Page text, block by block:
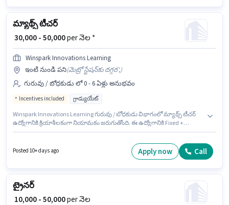
మ్యాథ్స్ టీచర్
₹ 30,000 - 50,000per నెల *
Winspark Innovations Learning
ఇంటి నుండి పని(మెట్రో స్టేషన్‌కు దగ్గర',)
గురువు / బోధకుడు లో 0 - 6 ఏళ్లు అనుభవం
Incentives included గ్రాడ్యుయేట్
Winspark Innovations Learning గురువు / బోధకుడు విభాగంలో మ్యాథ్స్ టీచర్
ఉద్యోగానికి క్రియాశీలకంగా నియామకం జరుగుతోంది. ఈ ఉద్యోగానికి Fixed +
ఇప్పించబడతాయి. ఈ ఉద్యోగం 0 - 6 ఏళ్లు సంవత్సరాల అనుభవం ఉన్న వారికి కోసం,
నెల జీతం ₹50000 ఉంటుంది. దరఖాస్తుదారులు కనీసం గ్రాడ్యుయేట్ డిగ్రీ లేదా సర్టిఫికెట్
Posted 10+ days ago Apply now Call
ట్రైనర్
₹ 10,000 - 50,000per నెల